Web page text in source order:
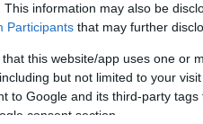
This information may also be
Participants that may further
that this website/app uses one or
but not limited to your
to Google and its third-party
consent section.
ERC
Armstrong
drámai első
a bajnok, Herczig